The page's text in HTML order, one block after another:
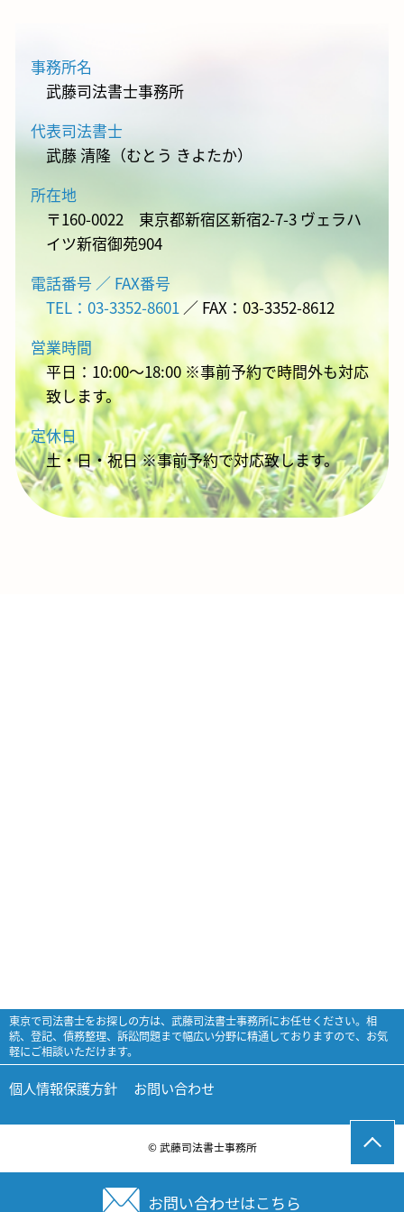
お問い合わせはこちら
事務所名
武藤司法書士事務所
代表司法書士
武藤 清隆（むとう きよたか）
所在地
〒160-0022 東京都新宿区新宿2-7-3 ヴェラハ
イツ新宿御苑904
電話番号 ／ FAX番号
TEL：03-3352-8601 ／ FAX：03-3352-8612
営業時間
平日：10:00～18:00 ※事前予約で時間外も対応
致します。
定休日
土・日・祝日 ※事前予約で対応致します。
東京で司法書士をお探しの方は、武藤司法書士事務所にお任せください。相
続、登記、債務整理、訴訟問題まで幅広い分野に精通しておりますので、お気
軽にご相談いただけます。
個人情報保護方針 お問い合わせ
© 武藤司法書士事務所